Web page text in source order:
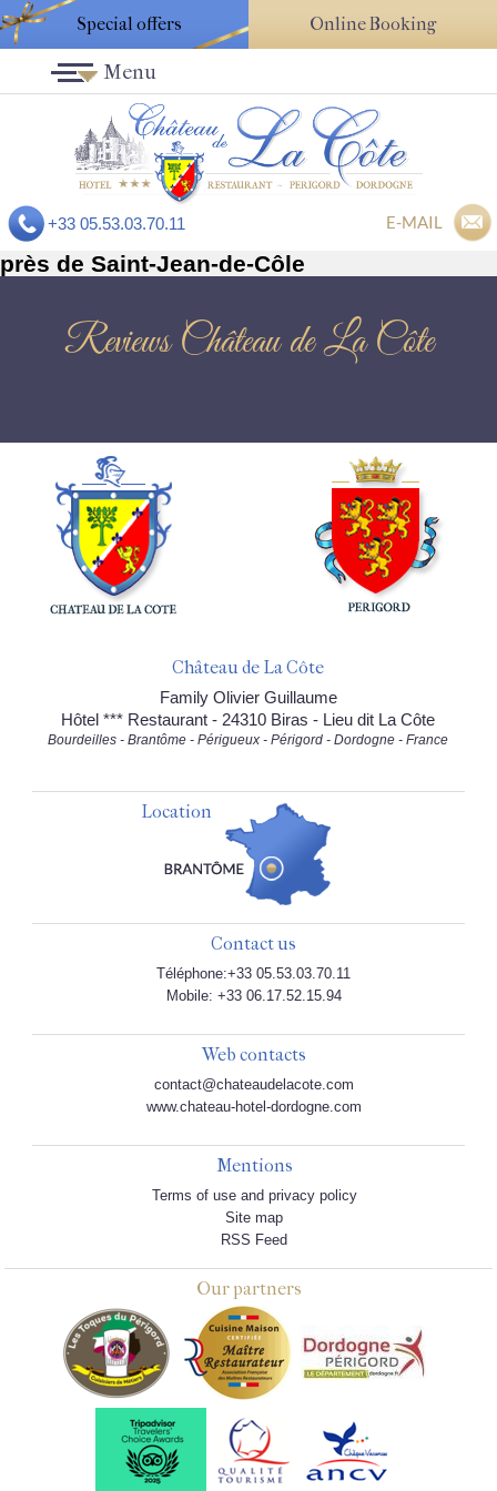
Special offers Online Booking
+33 05.53.03.70.11 E-MAIL
Menu
près de Saint-Jean-de-Côle
Reviews Château de La Côte
Château de La Côte
Family Olivier Guillaume
Hôtel *** Restaurant - 24310 Biras - Lieu dit La Côte
Bourdeilles - Brantôme - Périgueux - Périgord - Dordogne - France
Location
Contact us
Téléphone:+33 05.53.03.70.11
Mobile: +33 06.17.52.15.94
Web contacts
contact@chateaudelacote.com
www.chateau-hotel-dordogne.com
Mentions
Terms of use and privacy policy
Site map
RSS Feed
Our partners